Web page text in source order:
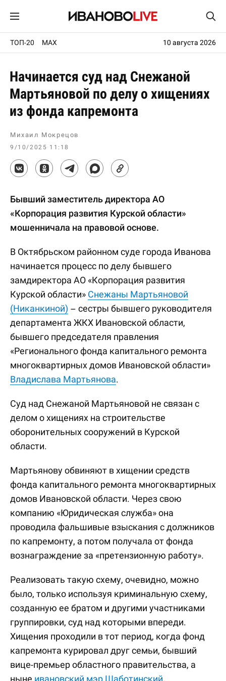
ТОП-20 MAX 10 августа 2026
Начинается суд над Снежаной
Мартьяновой по делу о хищениях
из фонда капремонта
Михаил Мокрецов
9/10/2025 11:18
Бывший заместитель директора АО
«Корпорация развития Курской области»
мошенничала на правовой основе.
В Октябрьском районном суде города Иванова
начинается процесс по делу бывшего
замдиректора АО «Корпорация развития
Курской области» Снежаны Мартьяновой
(Никанкиной) – сестры бывшего руководителя
департамента ЖКХ Ивановской области,
бывшего председателя правления
«Регионального фонда капитального ремонта
многоквартирных домов Ивановской области»
Владислава Мартьянова.
Суд над Снежаной Мартьяновой не связан с
делом о хищениях на строительстве
оборонительных сооружений в Курской
области.
Мартьянову обвиняют в хищении средств
фонда капитального ремонта многоквартирных
домов Ивановской области. Через свою
компанию «Юридическая служба» она
проводила фальшивые взыскания с должников
по капремонту, а потом получала от фонда
вознаграждение за «претензионную работу».
Реализовать такую схему, очевидно, можно
было, только используя криминальную схему,
созданную ее братом и другими участниками
группировки, суд над которыми впереди.
Хищения проходили в тот период, когда фонд
капремонта курировал друг семьи, бывший
вице-премьер областного правительства, а
ныне ивановский мэр Шаботинский.